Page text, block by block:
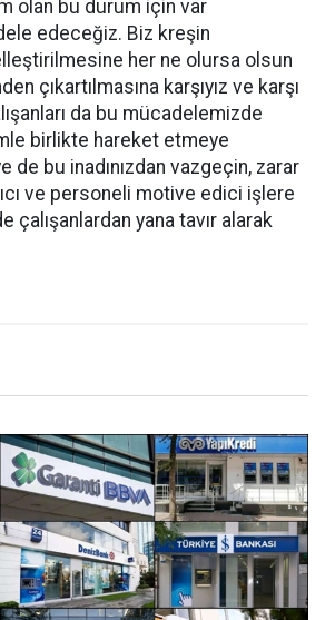
olan bu durum için var
edeceğiz. Biz kreşin
her ne olursa olsun
çıkartılmasına karşıyız ve karşı
da bu mücadelemizde
birlikte hareket etmeye
de bu inadınızdan vazgeçin, zarar
ve personeli motive edici işlere
çalışanlardan yana tavır alarak